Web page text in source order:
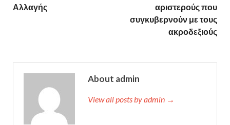
Αλλαγής
αριστερούς που
συγκυβερνούν με τους
ακροδεξιούς
About admin
View all posts by admin →